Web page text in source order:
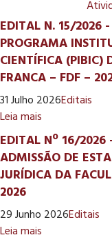
EDITAL N. 15/2026 -
PROGRAMA
CIENTÍFICA (PIBIC)
FRANCA – FDF –
31 Julho 2026Editais
Leia mais
EDITAL Nº 16/2026
ADMISSÃO DE
JURÍDICA DA
2026
29 Junho 2026Editais
Leia mais